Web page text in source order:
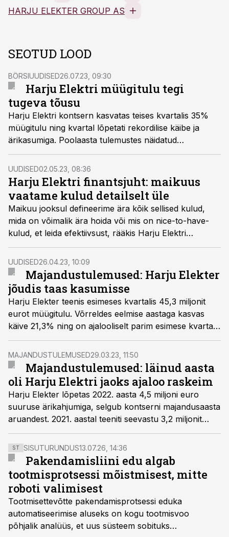
HARJU ELEKTER GROUP AS
SEOTUD LOOD
BÖRSIUUDISED26.07.23, 09:30
Harju Elektri müügitulu tegi
tugeva tõusu
Harju Elektri kontsern kasvatas teises kvartalis 35%
müügitulu ning kvartal lõpetati rekordilise käibe ja
ärikasumiga. Poolaasta tulemustes näidatud
puhaskasum kümme senti aktsia kohta, kasvas ligi
140% võrreldes mullu esimese poolaastaga.
UUDISED02.05.23, 08:36
Harju Elektri finantsjuht: maikuus
vaatame kulud detailselt üle
Maikuu jooksul defineerime ära kõik sellised kulud,
mida on võimalik ära hoida või mis on nice-to-have-
kulud, et leida efektiivsust, rääkis Harju Elektri
finantsjuht Priit Treial.
UUDISED26.04.23, 10:09
Majandustulemused: Harju Elekter
jõudis taas kasumisse
Harju Elekter teenis esimeses kvartalis 45,3 miljonit
eurot müügitulu. Võrreldes eelmise aastaga kasvas
käive 21,3% ning on ajalooliselt parim esimese kvartali
tulemus.
MAJANDUSTULEMUSED29.03.23, 11:50
Majandustulemused: läinud aasta
oli Harju Elektri jaoks ajaloo raskeim
Harju Elekter lõpetas 2022. aasta 4,5 miljoni euro
suuruse ärikahjumiga, selgub kontserni majandusaasta
aruandest. 2021. aastal teeniti seevastu 3,2 miljonit
eurot kasumit.
ST SISUTURUNDUS13.07.26, 14:36
Pakendamisliini edu algab
tootmisprotsessi mõistmisest, mitte
roboti valimisest
Tootmisettevõtte pakendamisprotsessi eduka
automatiseerimise aluseks on kogu tootmisvoo
põhjalik analüüs, et uus süsteem sobituks